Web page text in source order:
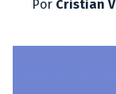
Por Cristian